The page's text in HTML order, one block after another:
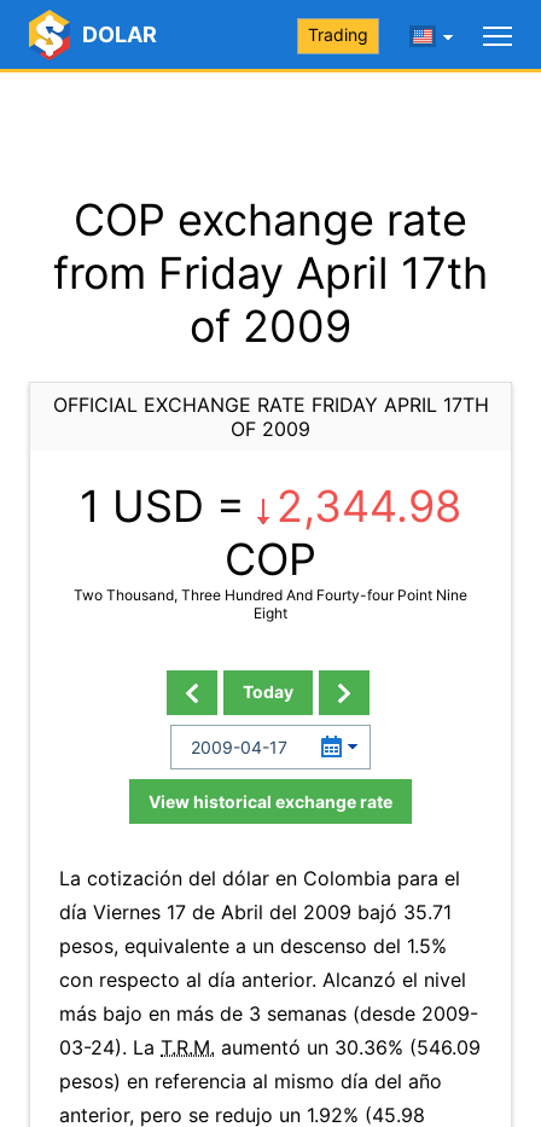
DOLAR Trading
COP exchange rate
from Friday April 17th
of 2009
OFFICIAL EXCHANGE RATE FRIDAY APRIL 17TH
OF 2009
1 USD =
2,344.98
COP
Two Thousand, Three Hundred And Fourty-four Point Nine
Eight
Today
View historical exchange rate
La cotización del dólar en Colombia para el
día Viernes 17 de Abril del 2009 bajó 35.71
pesos, equivalente a un descenso del 1.5%
con respecto al día anterior. Alcanzó el nivel
más bajo en más de 3 semanas (desde 2009-
03-24). La T.R.M. aumentó un 30.36% (546.09
pesos) en referencia al mismo día del año
anterior, pero se redujo un 1.92% (45.98